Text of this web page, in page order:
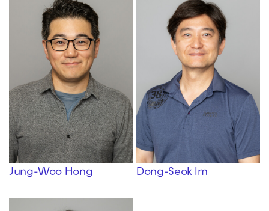
Jung-Woo Hong Dong-Seok Im